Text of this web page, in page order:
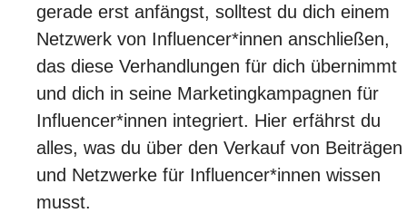
gerade erst anfängst, solltest du dich einem
Netzwerk von Influencer*innen anschließen,
das diese Verhandlungen für dich übernimmt
und dich in seine Marketingkampagnen für
Influencer*innen integriert. Hier erfährst du
alles, was du über den Verkauf von Beiträgen
und Netzwerke für Influencer*innen wissen
musst.